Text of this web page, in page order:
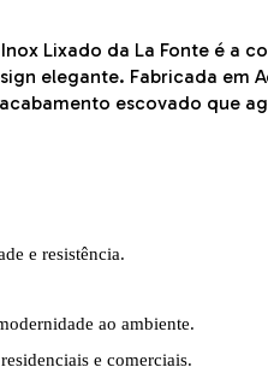
Lixado da La Fonte é a
elegante. Fabricada em
escovado que
e resistência.
ao ambiente.
e comerciais.